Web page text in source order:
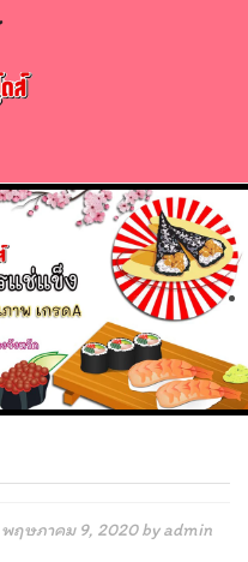
พฤษภาคม 9, 2020byadmin